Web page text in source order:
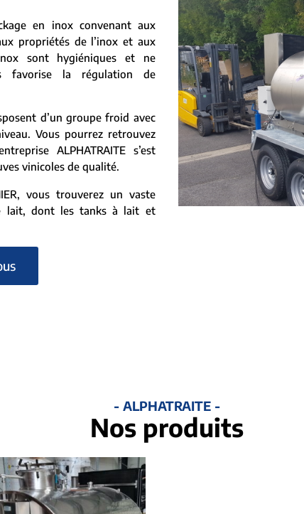
en inox convenant aux
propriétés de l’inox et aux
sont hygiéniques et ne
favorise la régulation de
d’un groupe froid avec
Vous pourrez retrouvez
ALPHATRAITE s’est
vinicoles de qualité.
vous trouverez un vaste
lait, dont les tanks à lait et
- ALPHATRAITE -
Nos produits